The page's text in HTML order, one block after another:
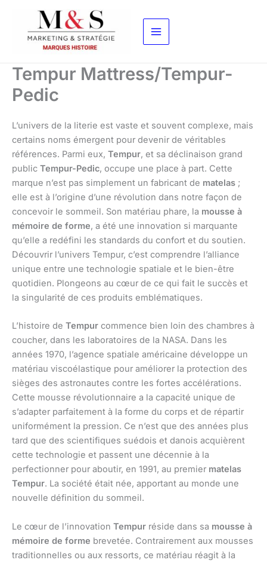
contenu
Tempur Mattress/Tempur-
Pedic
L’univers de la literie est vaste et souvent complexe, mais
certains noms émergent pour devenir de véritables
références. Parmi eux, Tempur, et sa déclinaison grand
public Tempur-Pedic, occupe une place à part. Cette
marque n’est pas simplement un fabricant de matelas ;
elle est à l’origine d’une révolution dans notre façon de
concevoir le sommeil. Son matériau phare, la mousse à
mémoire de forme, a été une innovation si marquante
qu’elle a redéfini les standards du confort et du soutien.
Découvrir l’univers Tempur, c’est comprendre l’alliance
unique entre une technologie spatiale et le bien-être
quotidien. Plongeons au cœur de ce qui fait le succès et
la singularité de ces produits emblématiques.
L’histoire de Tempur commence bien loin des chambres à
coucher, dans les laboratoires de la NASA. Dans les
années 1970, l’agence spatiale américaine développe un
matériau viscoélastique pour améliorer la protection des
sièges des astronautes contre les fortes accélérations.
Cette mousse révolutionnaire a la capacité unique de
s’adapter parfaitement à la forme du corps et de répartir
uniformément la pression. Ce n’est que des années plus
tard que des scientifiques suédois et danois acquièrent
cette technologie et passent une décennie à la
perfectionner pour aboutir, en 1991, au premier matelas
Tempur. La société était née, apportant au monde une
nouvelle définition du sommeil.
Le cœur de l’innovation Tempur réside dans sa mousse à
mémoire de forme brevetée. Contrairement aux mousses
traditionnelles ou aux ressorts, ce matériau réagit à la